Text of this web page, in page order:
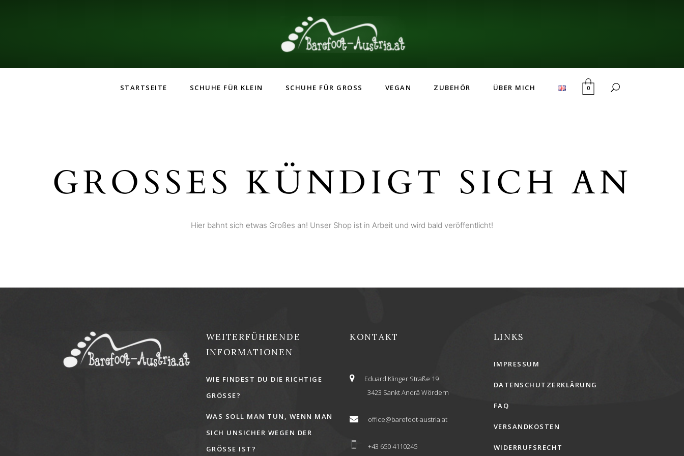
STARTSEITE SCHUHE FÜR KLEIN SCHUHE FÜR GROSS VEGAN ZUBEHÖR ÜBER MICH 0
GROSSES KÜNDIGT SICH AN
Hier bahnt sich etwas Großes an! Unser Shop ist in Arbeit und wird bald veröffentlicht!
WEITERFÜHRENDE
INFORMATIONEN
WIE FINDEST DU DIE RICHTIGE
GRÖSSE?
WAS SOLL MAN TUN, WENN MAN
SICH UNSICHER WEGEN DER
GRÖSSE IST?
KONTAKT
Eduard Klinger Straße 19
3423 Sankt Andrä Wördern
office@barefoot-austria.at
+43 650 4110245
LINKS
IMPRESSUM
DATENSCHUTZERKLÄRUNG
FAQ
VERSANDKOSTEN
WIDERRUFSRECHT